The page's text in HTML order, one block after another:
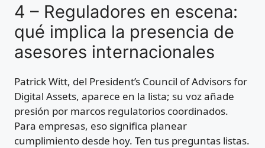
4 – Reguladores en escena:
qué implica la presencia de
asesores internacionales
Patrick Witt, del President’s Council of Advisors for
Digital Assets, aparece en la lista; su voz añade
presión por marcos regulatorios coordinados.
Para empresas, eso significa planear
cumplimiento desde hoy. Ten tus preguntas listas.